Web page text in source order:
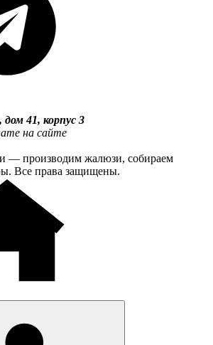
дом 41, корпус 3
на сайте
— производим жалюзи, собираем
Все права защищены.